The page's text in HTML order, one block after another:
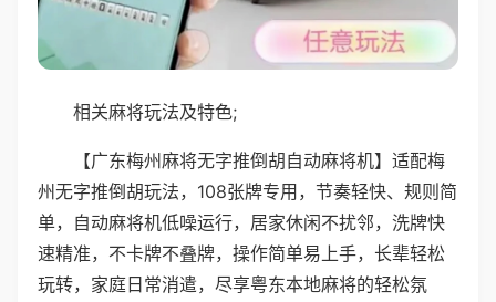
相关麻将玩法及特色;
【广东梅州麻将无字推倒胡自动麻将机】适配梅
州无字推倒胡玩法，108张牌专用，节奏轻快、规则简
单，自动麻将机低噪运行，居家休闲不扰邻，洗牌快
速精准，不卡牌不叠牌，操作简单易上手，长辈轻松
玩转，家庭日常消遣，尽享粤东本地麻将的轻松氛